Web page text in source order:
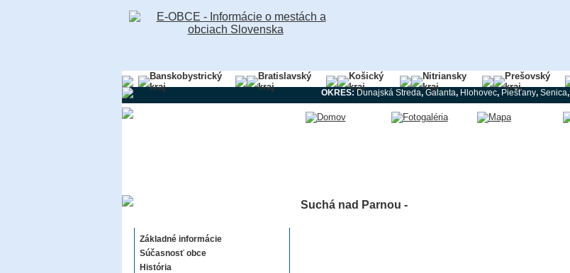
Banskobystrický
kraj
Bratislavský
kraj
Košický
kraj
Nitriansky
kraj
Prešovský
kraj
OKRES: Dunajská Streda,Galanta, Hlohovec, Piešťany, Senica,
Základné informácie
Súčasnosť obce
História
Suchá nad Parnou -